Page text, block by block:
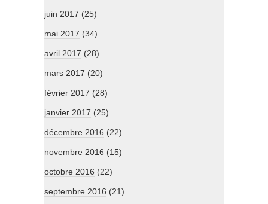
juin 2017 (25)
mai 2017 (34)
avril 2017 (28)
mars 2017 (20)
février 2017 (28)
janvier 2017 (25)
décembre 2016 (22)
novembre 2016 (15)
octobre 2016 (22)
septembre 2016 (21)